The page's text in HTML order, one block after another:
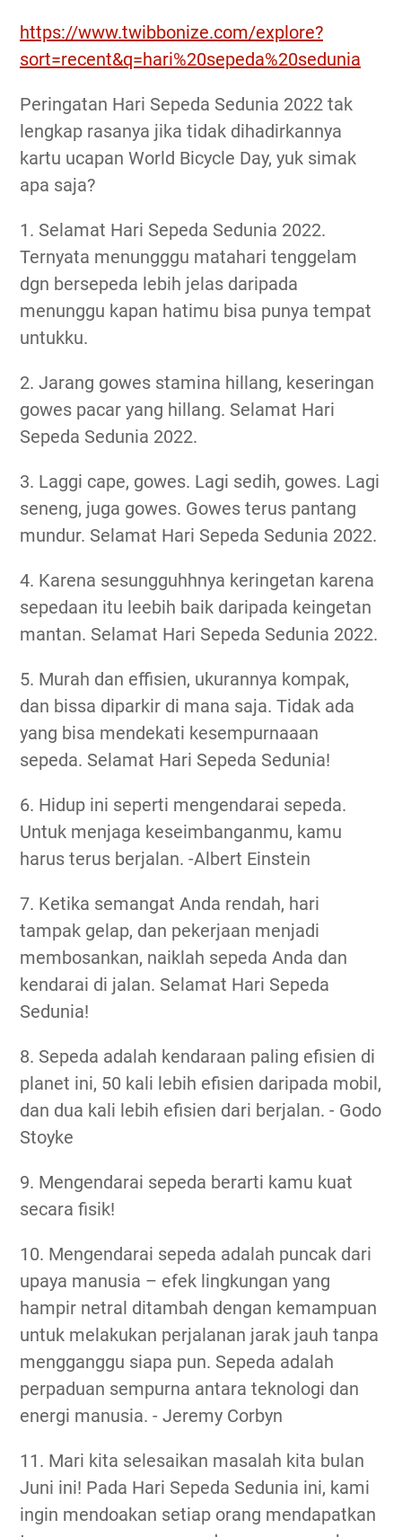
https://www.twibbonize.com/explore?
sort=recent&q=hari%20sepeda%20sedunia
Peringatan Hari Sepeda Sedunia 2022 tak
lengkap rasanya jika tidak dihadirkannya
kartu ucapan World Bicycle Day, yuk simak
apa saja?
1. Selamat Hari Sepeda Sedunia 2022.
Ternyata menungggu matahari tenggelam
dgn bersepeda lebih jelas daripada
menunggu kapan hatimu bisa punya tempat
untukku.
2. Jarang gowes stamina hillang, keseringan
gowes pacar yang hillang. Selamat Hari
Sepeda Sedunia 2022.
3. Laggi cape, gowes. Lagi sedih, gowes. Lagi
seneng, juga gowes. Gowes terus pantang
mundur. Selamat Hari Sepeda Sedunia 2022.
4. Karena sesungguhhnya keringetan karena
sepedaan itu leebih baik daripada keingetan
mantan. Selamat Hari Sepeda Sedunia 2022.
5. Murah dan effisien, ukurannya kompak,
dan bissa diparkir di mana saja. Tidak ada
yang bisa mendekati kesempurnaaan
sepeda. Selamat Hari Sepeda Sedunia!
6. Hidup ini seperti mengendarai sepeda.
Untuk menjaga keseimbanganmu, kamu
harus terus berjalan. -Albert Einstein
7. Ketika semangat Anda rendah, hari
tampak gelap, dan pekerjaan menjadi
membosankan, naiklah sepeda Anda dan
kendarai di jalan. Selamat Hari Sepeda
Sedunia!
8. Sepeda adalah kendaraan paling efisien di
planet ini, 50 kali lebih efisien daripada mobil,
dan dua kali lebih efisien dari berjalan. - Godo
Stoyke
9. Mengendarai sepeda berarti kamu kuat
secara fisik!
10. Mengendarai sepeda adalah puncak dari
upaya manusia – efek lingkungan yang
hampir netral ditambah dengan kemampuan
untuk melakukan perjalanan jarak jauh tanpa
mengganggu siapa pun. Sepeda adalah
perpaduan sempurna antara teknologi dan
energi manusia. - Jeremy Corbyn
11. Mari kita selesaikan masalah kita bulan
Juni ini! Pada Hari Sepeda Sedunia ini, kami
ingin mendoakan setiap orang mendapatkan